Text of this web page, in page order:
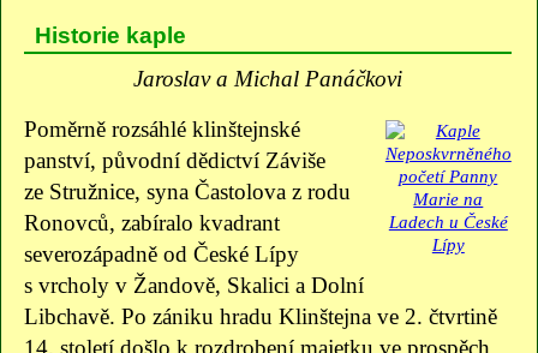
Historie kaple
Jaroslav a Michal Panáčkovi
Poměrně rozsáhlé klinštejnské
panství, původní dědictví Záviše
ze Stružnice, syna Častolova z rodu
Ronovců, zabíralo kvadrant
severozápadně od České Lípy
s vrcholy v Žandově, Skalici a Dolní
Libchavě. Po zániku hradu Klinštejna ve 2. čtvrtině
14. století došlo k rozdrobení majetku ve prospěch